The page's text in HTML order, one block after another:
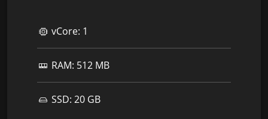
vCore: 1
RAM: 512 MB
SSD: 20 GB